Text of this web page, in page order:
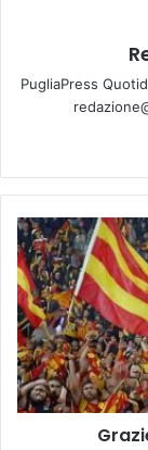
PugliaPress
Grazie
Lecce:
La
Puglia
resta
in
A